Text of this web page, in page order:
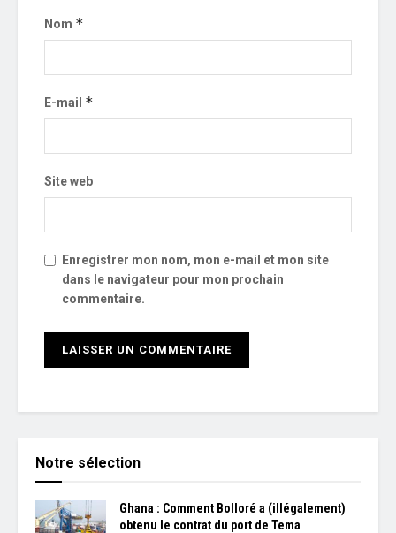
Nom *
E-mail *
Site web
Enregistrer mon nom, mon e-mail et mon site
dans le navigateur pour mon prochain
commentaire.
Notre sélection
Ghana : Comment Bolloré a (illégalement)
obtenu le contrat du port de Tema